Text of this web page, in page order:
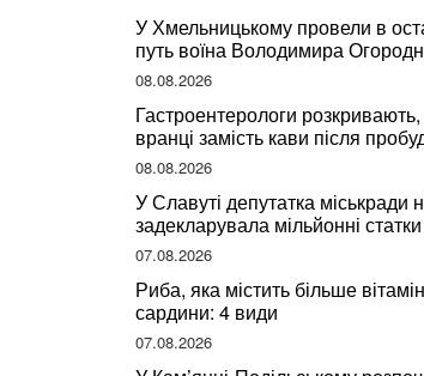
У Хмельницькому провели в
путь воїна Володимира
08.08.2026
Гастроентерологи
вранці замість кави після
08.08.2026
У Славуті депутатка міськради
задекларувала мільйонні статки
07.08.2026
Риба, яка містить більше
сардини: 4 види
07.08.2026